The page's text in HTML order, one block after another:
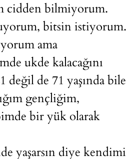
cidden bilmiyorum.
bitsin istiyorum.
ama
ukde kalacağını
de 71 yaşında bile
gençliğim,
bir yük olarak
yaşarsın diye kendimi